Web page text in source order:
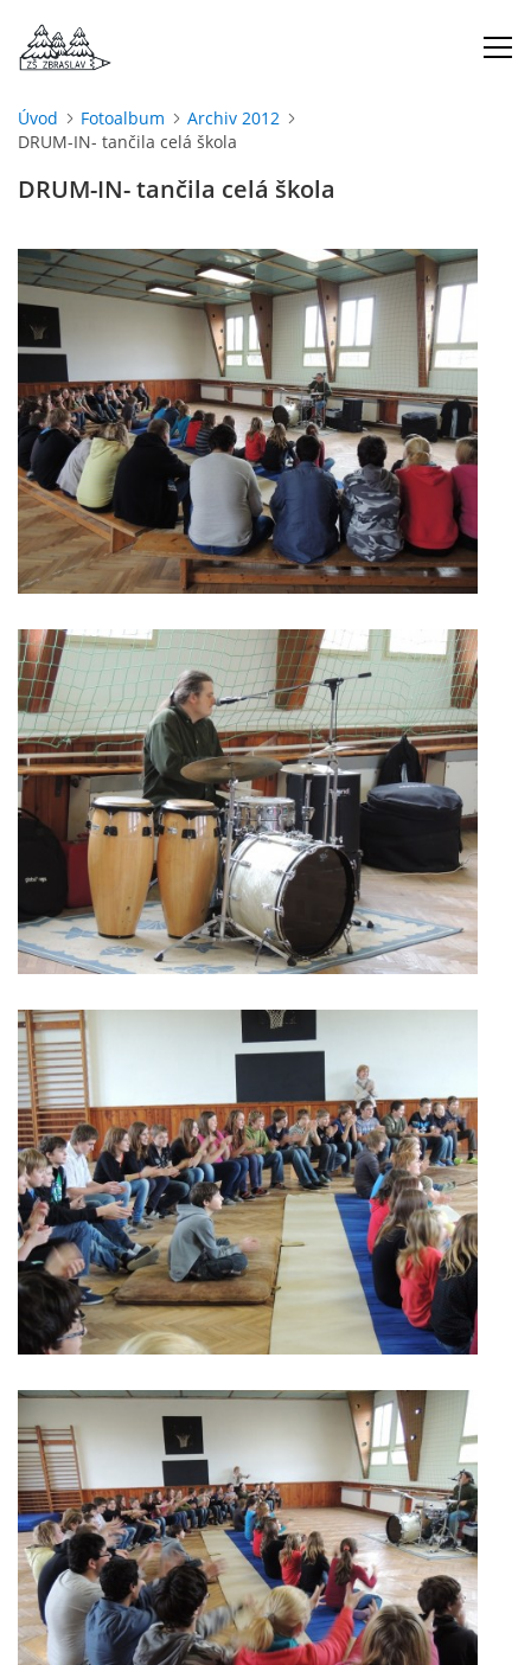
ÚVOD
ŠKOLNÍ ROK
DOKUMENTY
ŠKOLSKÁ RADA
PROJEKTY
ENVIRONMENTÁLNÍ VÝCHOVA
FOTOALBUM
ŠKOLNÍ DRUŽINA
ŠKOLNÍ JÍDELNA
KROUŽKY
NAŠE ÚSPĚCHY
GDPR
PŘEDŠKOLÁCI
JAK MOTIVOVAT DÍTĚ KE ČTENÍ
REZERVAČNÍ SYSTÉM SPORTOVNÍ HALY
NEPOTŘEBNÝ MAJETEK
NAUČNÁ STEZKA ZBRASLAV
VOLNÁ PRACOVNÍ MÍSTA
Úvod Fotoalbum
Archiv 2012
DRUM-IN- tančila celá škola
DRUM-IN- tančila celá škola